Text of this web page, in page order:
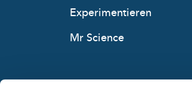
Experimentieren
Mr Science